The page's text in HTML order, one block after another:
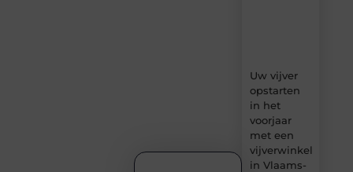
Uw vijver
opstarten
in het
voorjaar
met een
vijverwinkel
in Vlaams-